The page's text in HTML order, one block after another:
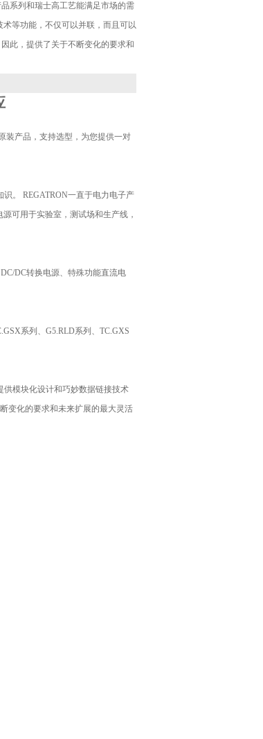
系列和瑞士高工艺能满足市场的需
等功能，不仅可以并联，而且可以
此，提供了关于不断变化的要求和
装产品，支持选型，为您提供一对
。 REGATRON一直于电力电子产
源可用于实验室，测试场和生产线，
DC/DC转换电源、特殊功能直流电
系列、 G5.RLD系列、 TC.GXS
供模块化设计和巧妙数据链接技术
变化的要求和未来扩展的最大灵活